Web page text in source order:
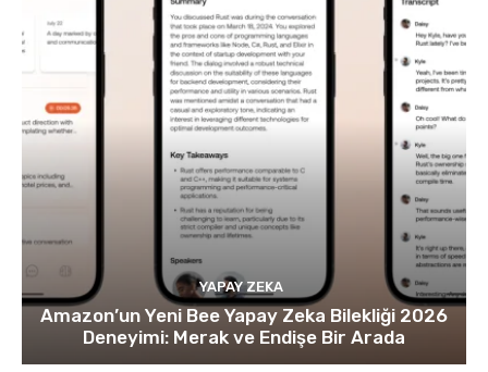
YAPAY ZEKA
Amazon’un Yeni Bee Yapay Zeka Bilekliği 2026
Deneyimi: Merak ve Endişe Bir Arada